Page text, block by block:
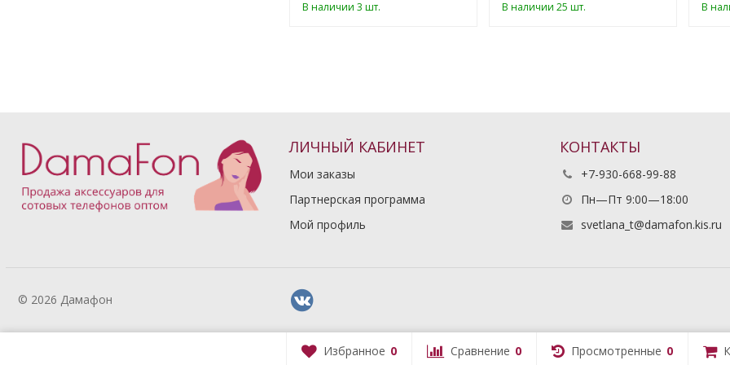
В наличии 3 шт. В наличии 25 шт. В
ЛИЧНЫЙ КАБИНЕТ
Мои заказы
Партнерская программа
Мой профиль
КОНТАКТЫ
+7-930-668-99-88
Пн—Пт 9:00—18:00
svetlana_t@damafon.kis.ru
© 2026 Дамафон
Избранное 0 Сравнение 0 Просмотренные 0